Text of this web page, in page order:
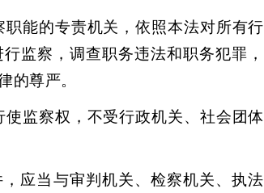
能的专责机关，依照本法对所有行
监察，调查职务违法和职务犯罪，
的尊严。
监察权，不受行政机关、社会团体
应当与审判机关、检察机关、执法